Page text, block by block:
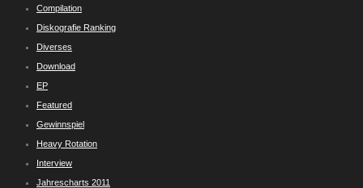
Compilation
Diskografie Ranking
Diverses
Download
EP
Featured
Gewinnspiel
Heavy Rotation
Interview
Jahrescharts 2011